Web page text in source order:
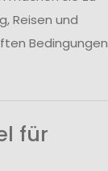
Reisen und
Bedingungen
für